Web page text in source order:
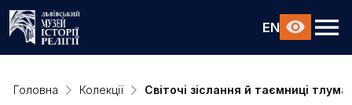
EN
Головна Колекції Світочі зіслання й таємниці